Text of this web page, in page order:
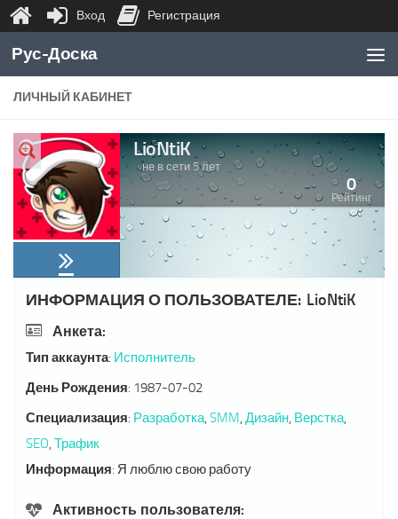
Перейти к содержимому
Рус-Доска
ЛИЧНЫЙ КАБИНЕТ
LioNtiK
не в сети 5 лет
Рейтинг
0
ИНФОРМАЦИЯ О ПОЛЬЗОВАТЕЛЕ: LioNtiK
Анкета:
Тип аккаунта: Исполнитель
День Рождения: 1987-07-02
Специализация: Разработка, SMM, Дизайн, Верстка,
SEO, Трафик
Информация: Я люблю свою работу
Активность пользователя:
Вход Регистрация